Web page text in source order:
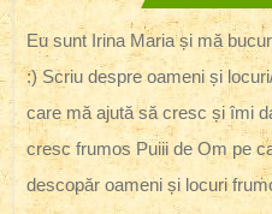
Eu sunt Irina Maria și mă
:) Scriu despre oameni și
care mă ajută să cresc și îmi
cresc frumos Puiii de Om pe
descopăr oameni și locuri